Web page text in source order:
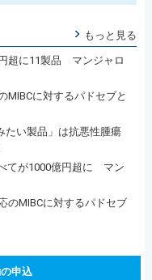
もっと見る
超に11製品 マンジャロ
に対するパドセブと
い製品」は抗悪性腫瘍
てが1000億円超に マン
MIBCに対するパドセブ
申込